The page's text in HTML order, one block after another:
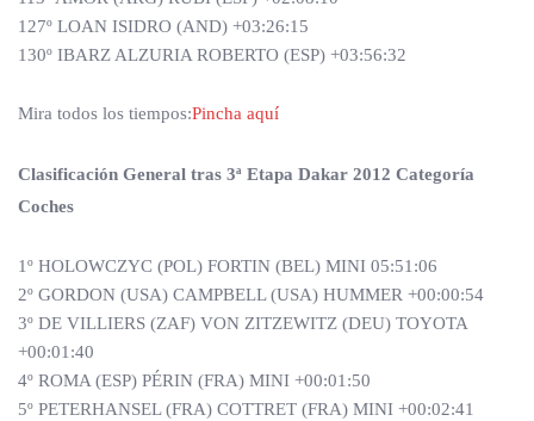
127º LOAN ISIDRO (AND) +03:26:15
130º IBARZ ALZURIA ROBERTO (ESP) +03:56:32
Mira todos los tiempos:Pincha aquí
Clasificación General tras 3ª Etapa Dakar 2012 Categoría
Coches
1º HOLOWCZYC (POL) FORTIN (BEL) MINI 05:51:06
2º GORDON (USA) CAMPBELL (USA) HUMMER +00:00:54
3º DE VILLIERS (ZAF) VON ZITZEWITZ (DEU) TOYOTA
+00:01:40
4º ROMA (ESP) PÉRIN (FRA) MINI +00:01:50
5º PETERHANSEL (FRA) COTTRET (FRA) MINI +00:02:41